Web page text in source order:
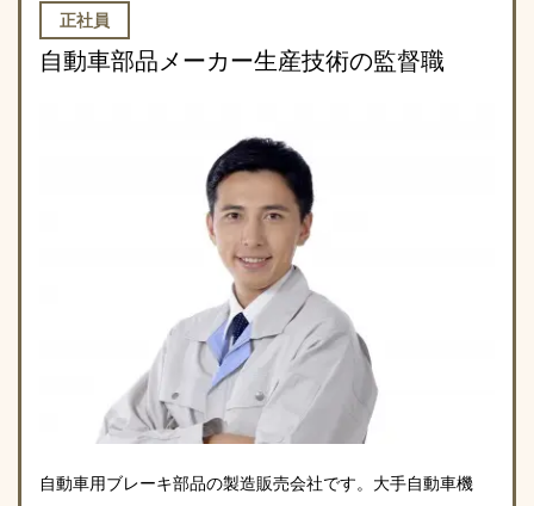
正社員
自動車部品メーカー生産技術の監督職
自動車用ブレーキ部品の製造販売会社です。大手自動車機